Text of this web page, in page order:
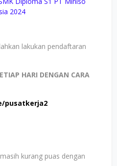
2024
lakukan pendaftaran
HARI DENGAN CARA
pusatkerja2
kurang puas dengan